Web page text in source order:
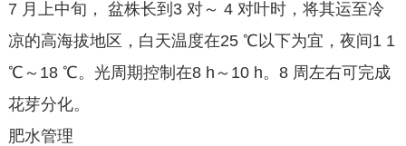
7 月上中旬， 盆株长到3 对～ 4 对叶时，将其运至冷
凉的高海拔地区，白天温度在25 ℃以下为宜，夜间1 1
℃～18 ℃。光周期控制在8 h～10 h。8 周左右可完成
花芽分化。
肥水管理